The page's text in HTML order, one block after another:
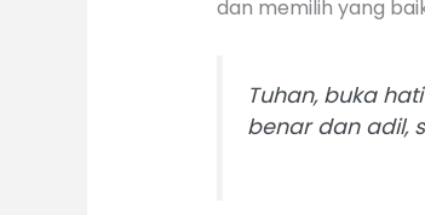
dan memilih yang
Tuhan, buka
benar dan adil,